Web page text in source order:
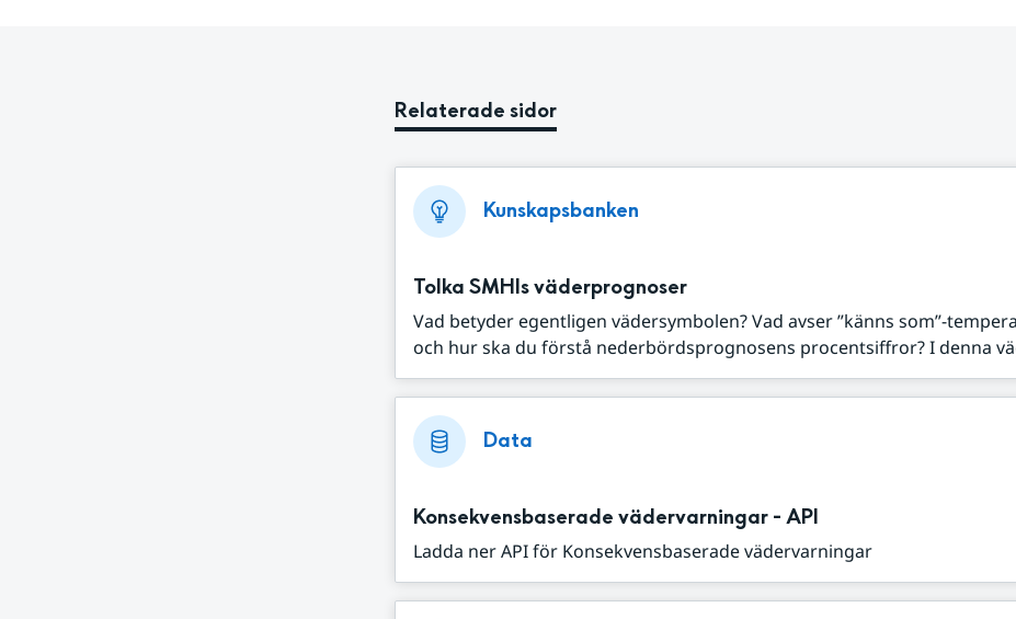
Relaterade sidor
Kunskapsbanken
Tolka SMHIs väderprognoser
Vad betyder egentligen vädersymbolen? Vad avser ”känns som”-
och hur ska du förstå nederbördsprognosens procentsiffror? I denna
Data
Konsekvensbaserade vädervarningar - API
Ladda ner API för Konsekvensbaserade vädervarningar